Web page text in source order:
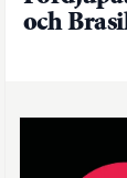
och